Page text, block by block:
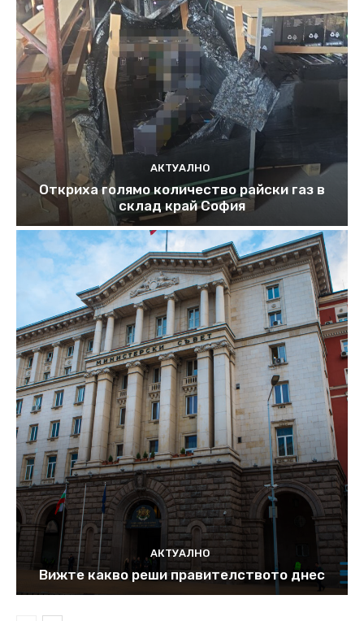
АКТУАЛНО
Откриха голямо количество райски газ в
склад край София
АКТУАЛНО
Вижте какво реши правителството днес